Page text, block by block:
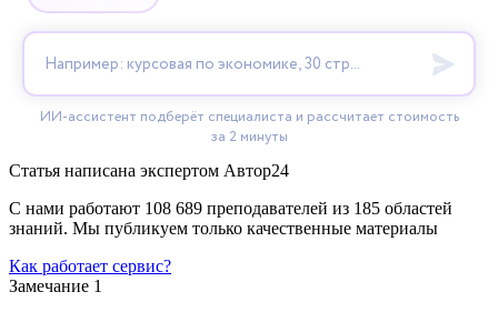
Статья написана экспертом Автор24
С нами работают 108 689 преподавателей из 185 областей
знаний. Мы публикуем только качественные материалы
Как работает сервис?
Замечание 1